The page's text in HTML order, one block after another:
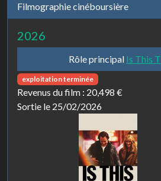
Filmographie cinéboursière
2026
Rôle principal Is This
exploitation terminée
Revenus du film : 20,498 €
Sortie le 25/02/2026